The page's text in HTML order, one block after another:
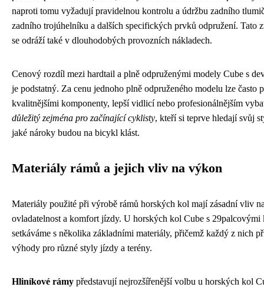
naproti tomu vyžadují pravidelnou kontrolu a údržbu zadního
zadního trojúhelníku a dalších specifických prvků odpružení. Tato
se odráží také v dlouhodobých provozních nákladech.
Cenový rozdíl mezi hardtail a plně odpruženými modely Cube s
je podstatný. Za cenu jednoho plně odpruženého modelu lze často
kvalitnějšími komponenty, lepší vidlicí nebo profesionálnějším
důležitý zejména pro začínající cyklisty, kteří si teprve hledají svůj
jaké nároky budou na bicykl klást.
Materiály rámů a jejich vliv na výkon
Materiály použité při výrobě rámů horských kol mají zásadní vliv
ovladatelnost a komfort jízdy. U horských kol Cube s 29palcovými
setkáváme s několika základními materiály, přičemž každý z nich
výhody pro různé styly jízdy a terény.
Hliníkové rámy představují nejrozšířenější volbu u horských kol